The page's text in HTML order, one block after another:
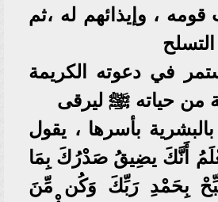
، وإيذائهم له ،ثم
في دعوته الكريمة
من حياته ﷺ ليرقى
بأسرها ، يقول
أَنَّكَ يضِيقُ صَدْرُكَ بِمَا
بِحَمْدِ رَبِّكَ وَكُن مِّنَ